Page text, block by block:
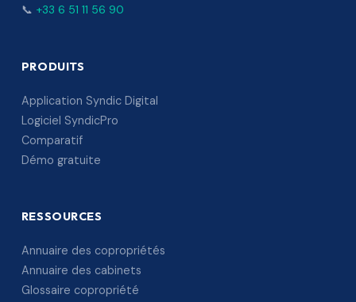
📞 +33 6 51 11 56 90
PRODUITS
Application Syndic Digital
Logiciel SyndicPro
Comparatif
Démo gratuite
RESSOURCES
Annuaire des copropriétés
Annuaire des cabinets
Glossaire copropriété